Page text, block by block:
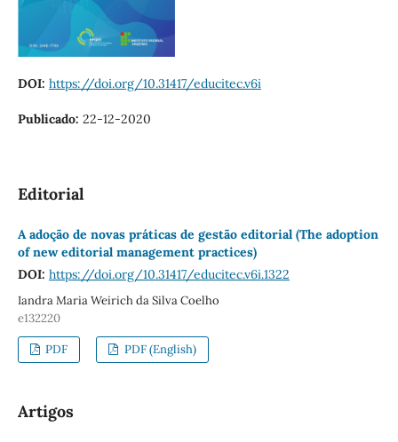
DOI: https://doi.org/10.31417/educitec.v6i
Publicado: 22-12-2020
Editorial
A adoção de novas práticas de gestão editorial (The adoption
of new editorial management practices)
DOI: https://doi.org/10.31417/educitec.v6i.1322
Iandra Maria Weirich da Silva Coelho
e132220
PDF PDF (English)
Artigos